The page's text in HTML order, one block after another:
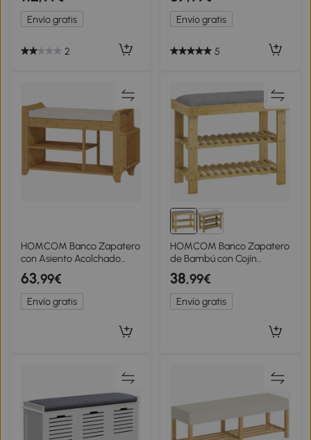
abatibles, puerta de ratán,
104 x 26 x 47,5 cm, verde
Envío gratis
2
80x35x52 cm Blanco y
Beige
Envío gratis
5
HOMCOM Banco Zapatero
con Asiento Acolchado
Almacenamiento Lateral
Estante para Botas Marco
de Bambú 80x30x50 cm
Natural
63,99€
Envío gratis
HOMCOM Banco Zapatero
de Bambú con Cojín
Zapatero de 2 Niveles para
Entrada Pasillo o
Dormitorio 60x29x49 cm
Gris
38,99€
Envío gratis